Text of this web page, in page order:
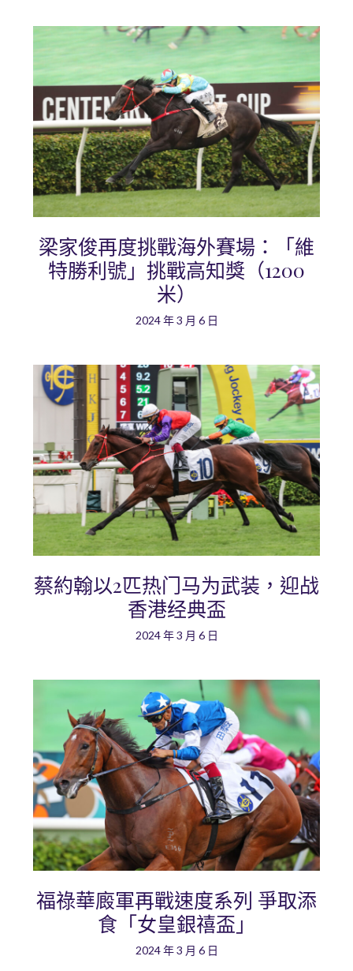
梁家俊再度挑戰海外賽場：「維
特勝利號」挑戰高知獎（1200
米）
2024 年 3 月 6 日
蔡約翰以2匹热门马为武装，迎战
香港经典盃
2024 年 3 月 6 日
福祿華廄軍再戰速度系列 爭取添
食「女皇銀禧盃」
2024 年 3 月 6 日